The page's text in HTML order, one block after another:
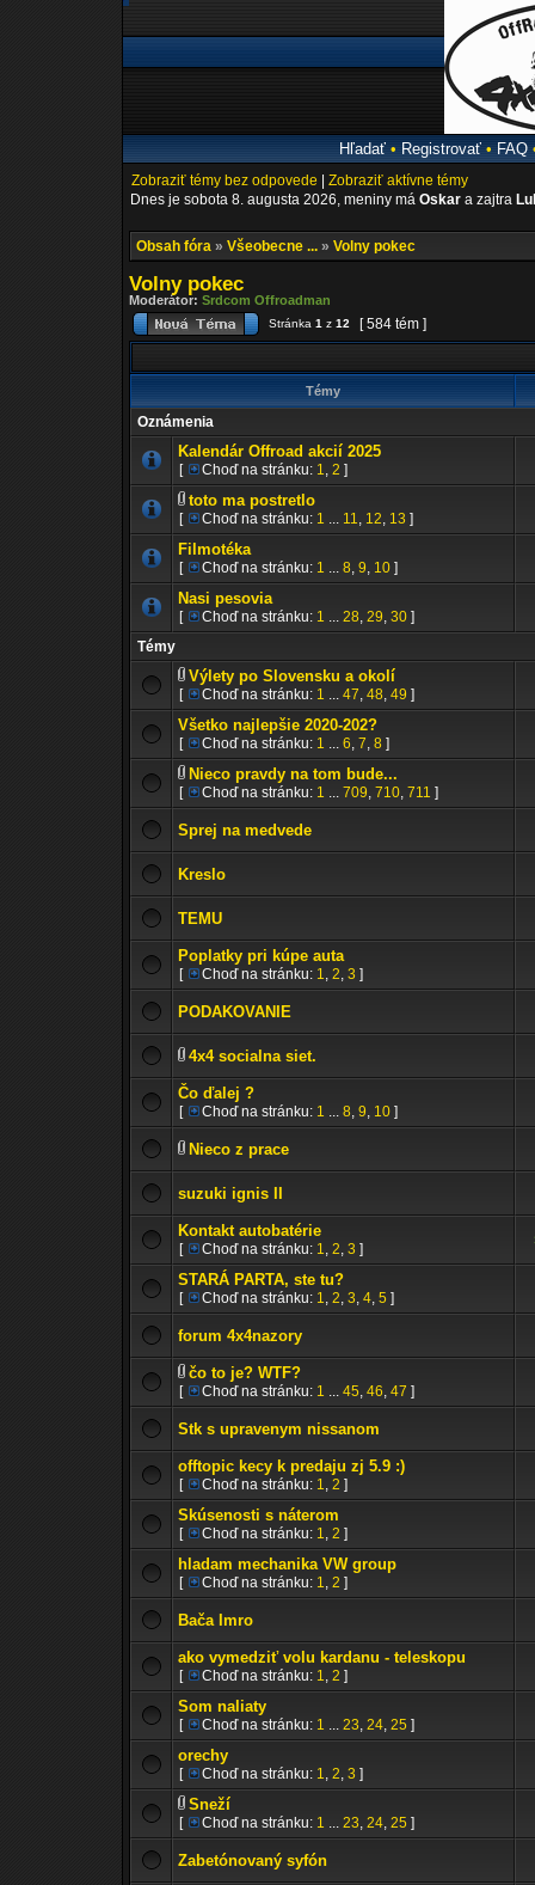
Hľadať• Registrovať• FAQ
Zobraziť témy bez odpovede
Zobraziť aktívne témy
Dnes je sobota 8. augusta 2026, meniny má Oskar a zajtra
Obsah fóra » Všeobecne ... » Volny pokec
Volny pokec
Moderátor: Srdcom Offroadman
Stránka 1 z 12 [ 584 tém ]
Témy
Oznámenia
Kalendár Offroad akcií 2025
[ Choď na stránku: 1, 2 ]
toto ma postretlo
[ Choď na stránku: 1 ... 11, 12, 13 ]
Filmotéka
[ Choď na stránku: 1 ... 8, 9, 10 ]
Nasi pesovia
[ Choď na stránku: 1 ... 28, 29, 30 ]
Témy
Výlety po Slovensku a okolí
[ Choď na stránku: 1 ... 47, 48, 49 ]
Všetko najlepšie 2020-202?
[ Choď na stránku: 1 ... 6, 7, 8 ]
Nieco pravdy na tom bude...
[ Choď na stránku: 1 ... 709, 710, 711 ]
Sprej na medvede
Kreslo
TEMU
Poplatky pri kúpe auta
[ Choď na stránku: 1, 2, 3 ]
PODAKOVANIE
4x4 socialna siet.
Čo ďalej ?
[ Choď na stránku: 1 ... 8, 9, 10 ]
Nieco z prace
suzuki ignis II
Kontakt autobatérie
[ Choď na stránku: 1, 2, 3 ]
STARÁ PARTA, ste tu?
[ Choď na stránku: 1, 2, 3, 4, 5 ]
forum 4x4nazory
čo to je? WTF?
[ Choď na stránku: 1 ... 45, 46, 47 ]
Stk s upravenym nissanom
offtopic kecy k predaju zj 5.9 :)
[ Choď na stránku: 1, 2 ]
Skúsenosti s náterom
[ Choď na stránku: 1, 2 ]
hladam mechanika VW group
[ Choď na stránku: 1, 2 ]
Bača Imro
ako vymedziť volu kardanu - teleskopu
[ Choď na stránku: 1, 2 ]
Som naliaty
[ Choď na stránku: 1 ... 23, 24, 25 ]
orechy
[ Choď na stránku: 1, 2, 3 ]
Sneží
[ Choď na stránku: 1 ... 23, 24, 25 ]
Zabetónovaný syfón